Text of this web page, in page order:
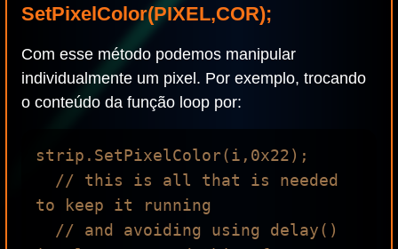
SetPixelColor(PIXEL,COR);
Com esse método podemos manipular
individualmente um pixel. Por exemplo, trocando
o conteúdo da função loop por:
strip.SetPixelColor(i,0x22);
to keep it running